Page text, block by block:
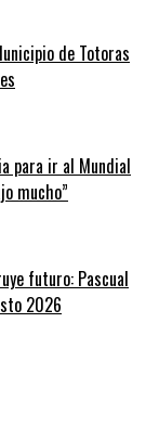
de Totoras
para ir al Mundial
mucho”
futuro: Pascual
2026